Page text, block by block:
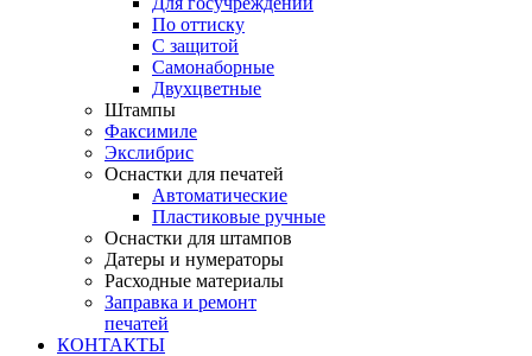
По оттиску
С защитой
Самонаборные
Двухцветные
Штампы
Факсимиле
Экслибрис
Оснастки для печатей
Автоматические
Пластиковые ручные
Оснастки для штампов
Датеры и нумераторы
Расходные материалы
Заправка и ремонт
печатей
КОНТАКТЫ